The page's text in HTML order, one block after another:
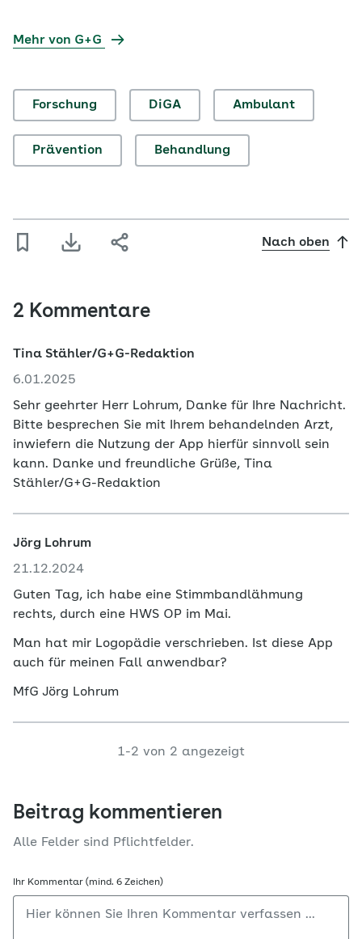
Mehr von G+G
Forschung DiGA Ambulant
Prävention Behandlung
Nach oben
2 Kommentare
Tina Stähler/G+G-Redaktion
6.01.2025
Sehr geehrter Herr Lohrum, Danke für Ihre Nachricht.
Bitte besprechen Sie mit Ihrem behandelnden Arzt,
inwiefern die Nutzung der App hierfür sinnvoll sein
kann. Danke und freundliche Grüße, Tina
Stähler/G+G-Redaktion
Jörg Lohrum
21.12.2024
Guten Tag, ich habe eine Stimmbandlähmung
rechts, durch eine HWS OP im Mai.
Man hat mir Logopädie verschrieben. Ist diese App
auch für meinen Fall anwendbar?
MfG Jörg Lohrum
1-2 von 2 angezeigt
Beitrag kommentieren
Alle Felder sind Pflichtfelder.
Ihr Kommentar (mind. 6 Zeichen)